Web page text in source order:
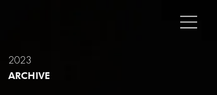
2023
ARCHIVE